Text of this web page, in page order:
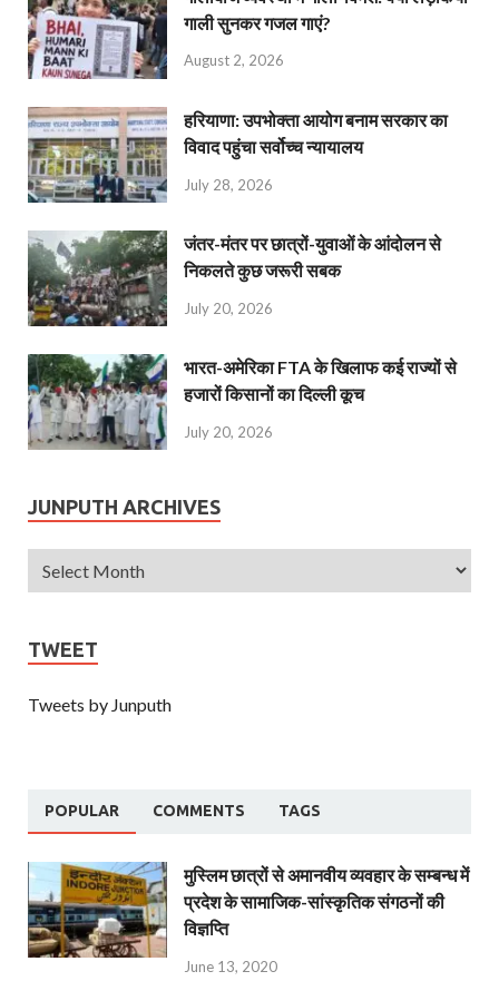
गाली सुनकर गजल गाएं?
August 2, 2026
हरियाणा: उपभोक्ता आयोग बनाम सरकार का
विवाद पहुंचा सर्वोच्च न्यायालय
July 28, 2026
जंतर-मंतर पर छात्रों-युवाओं के आंदोलन से
निकलते कुछ जरूरी सबक
July 20, 2026
भारत-अमेरिका FTA के खिलाफ कई राज्यों से
हजारों किसानों का दिल्ली कूच
July 20, 2026
JUNPUTH ARCHIVES
TWEET
Tweets by Junputh
POPULAR COMMENTS TAGS
मुस्लिम छात्रों से अमानवीय व्यवहार के सम्बन्ध में
प्रदेश के सामाजिक-सांस्कृतिक संगठनों की
विज्ञप्ति
June 13, 2020